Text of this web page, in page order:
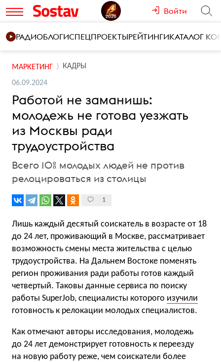
Войти
РАДИОБЛОГИСПЕЦПРОЕКТЫРЕЙТИНГИКАТАЛОГ
МАРКЕТИНГ КАДРЫ
06.09.2024
Работой не заманишь:
молодежь не готова уезжать
из Москвы ради
трудоустройства
Всего 10% молодых людей не против
релоцироваться из столицы
1
Лишь каждый десятый соискатель в возрасте от 18
до 24 лет, проживающий в Москве, рассматривает
возможность смены места жительства с целью
трудоустройства. На Дальнем Востоке поменять
регион проживания ради работы готов каждый
четвертый. Таковы данные сервиса по поиску
работы SuperJob, специалисты которого изучили
готовность к релокации молодых специалистов.
Как отмечают авторы исследования, молодежь
до 24 лет демонстрирует готовность к переезду
на новую работу реже, чем соискатели более